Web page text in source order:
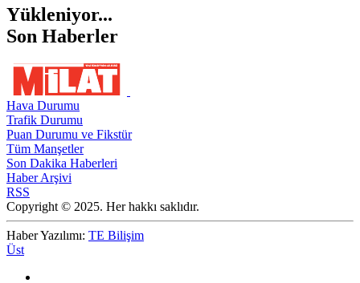
Yükleniyor...
Son Haberler
Hava Durumu
Trafik Durumu
Puan Durumu ve Fikstür
Tüm Manşetler
Son Dakika Haberleri
Haber Arşivi
RSS
Copyright © 2025. Her hakkı saklıdır.
Haber Yazılımı: TE Bilişim
Üst